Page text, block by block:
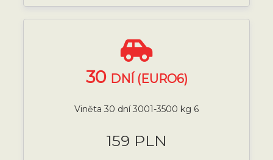
30 DNÍ (EURO6)
Viněta 30 dní 3001-3500 kg 6
159 PLN